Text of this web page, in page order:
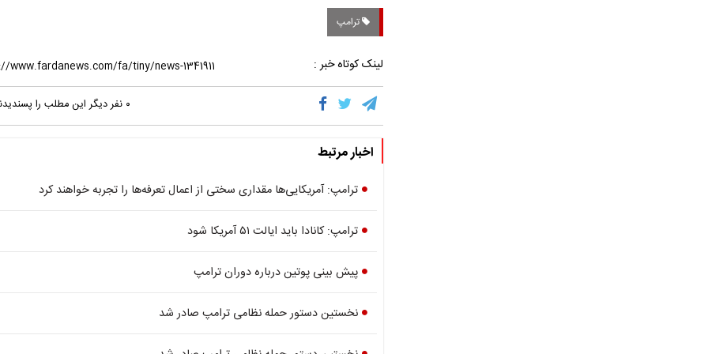
ترامپ
لینک کوتاه خبر :
۰ نفر دیگر این مطلب را
اخبار مرتبط
ترامپ: آمریکایی‌ها مقداری سختی از اعمال تعرفه‌ها را تجربه خواهند کرد
ترامپ: کانادا باید ایالت ۵۱ آمریکا شود
پیش بینی پوتین درباره دوران ترامپ
نخستین دستور حمله نظامی ترامپ صادر شد